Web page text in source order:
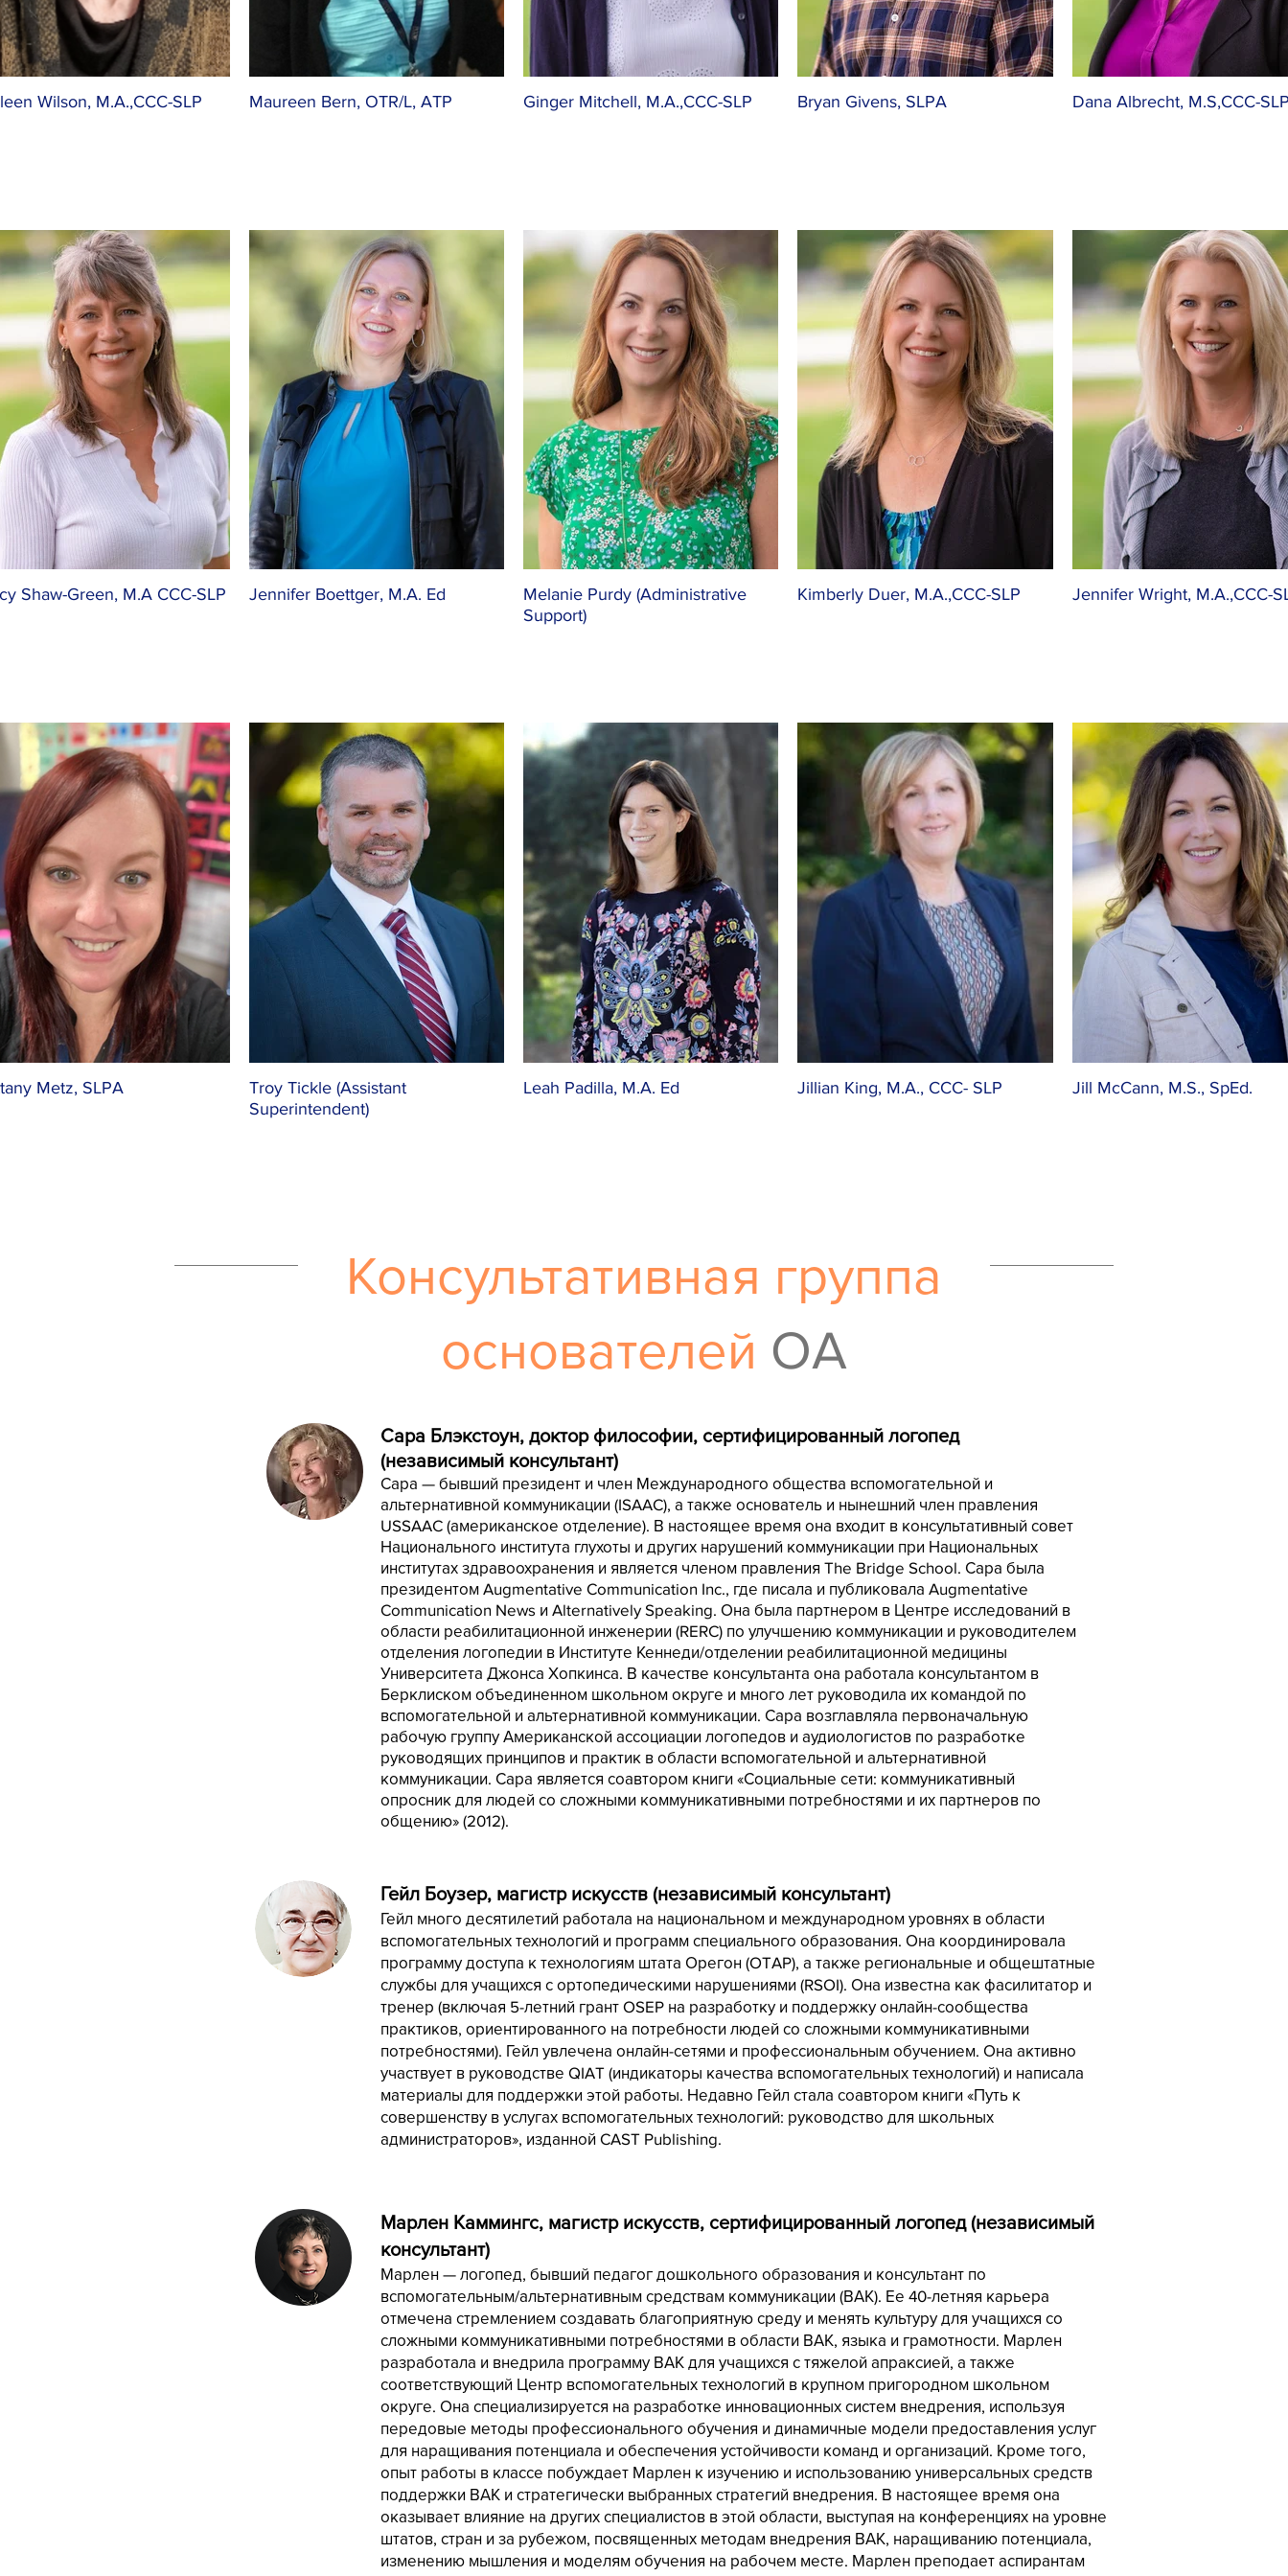
Wilson, M.A.,CCC-SLP Maureen Bern, OTR/L, ATP Ginger Mitchell, M.A.,CCC-SLP Bryan Givens, SLPA Dana Albrecht, M.S,CCC-
Shaw-Green, M.A CCC-SLP Jennifer Boettger, M.A. Ed
Melanie Purdy (Administrative
Support)
Kimberly Duer, M.A.,CCC-SLP Jennifer Wright, M.A.,CCC-
Metz, SLPA
Troy Tickle (Assistant
Superintendent)
Leah Padilla, M.A. Ed Jillian King, M.A., CCC- SLP Jill McCann, M.S., SpEd.
Консультативная группа
основателей OA
Сара Блэкстоун, доктор философии, сертифицированный логопед
(независимый консультант)
Сара — бывший президент и член Международного общества вспомогательной и
альтернативной коммуникации (ISAAC), а также основатель и нынешний член правления
USSAAC (американское отделение). В настоящее время она входит в консультативный совет
Национального института глухоты и других нарушений коммуникации при Национальных
институтах здравоохранения и является членом правления The Bridge School. Сара была
президентом Augmentative Communication Inc., где писала и публиковала Augmentative
Communication News и Alternatively Speaking. Она была партнером в Центре исследований в
области реабилитационной инженерии (RERC) по улучшению коммуникации и руководителем
отделения логопедии в Институте Кеннеди/отделении реабилитационной медицины
Университета Джонса Хопкинса. В качестве консультанта она работала консультантом в
Берклиском объединенном школьном округе и много лет руководила их командой по
вспомогательной и альтернативной коммуникации. Сара возглавляла первоначальную
рабочую группу Американской ассоциации логопедов и аудиологистов по разработке
руководящих принципов и практик в области вспомогательной и альтернативной
коммуникации. Сара является соавтором книги «Социальные сети: коммуникативный
опросник для людей со сложными коммуникативными потребностями и их партнеров по
общению» (2012).
Гейл Боузер, магистр искусств (независимый консультант)
Гейл много десятилетий работала на национальном и международном уровнях в области
вспомогательных технологий и программ специального образования. Она координировала
программу доступа к технологиям штата Орегон (OTAP), а также региональные и общештатные
службы для учащихся с ортопедическими нарушениями (RSOI). Она известна как фасилитатор и
тренер (включая 5-летний грант OSEP на разработку и поддержку онлайн-сообщества
практиков, ориентированного на потребности людей со сложными коммуникативными
потребностями). Гейл увлечена онлайн-сетями и профессиональным обучением. Она активно
участвует в руководстве QIAT (индикаторы качества вспомогательных технологий) и написала
материалы для поддержки этой работы. Недавно Гейл стала соавтором книги «Путь к
совершенству в услугах вспомогательных технологий: руководство для школьных
администраторов», изданной CAST Publishing.
Марлен Каммингс, магистр искусств, сертифицированный логопед (независимый
консультант)
Марлен — логопед, бывший педагог дошкольного образования и консультант по
вспомогательным/альтернативным средствам коммуникации (ВАК). Ее 40-летняя карьера
отмечена стремлением создавать благоприятную среду и менять культуру для учащихся со
сложными коммуникативными потребностями в области ВАК, языка и грамотности. Марлен
разработала и внедрила программу ВАК для учащихся с тяжелой апраксией, а также
соответствующий Центр вспомогательных технологий в крупном пригородном школьном
округе. Она специализируется на разработке инновационных систем внедрения, используя
передовые методы профессионального обучения и динамичные модели предоставления услуг
для наращивания потенциала и обеспечения устойчивости команд и организаций. Кроме того,
опыт работы в классе побуждает Марлен к изучению и использованию универсальных средств
поддержки ВАК и стратегически выбранных стратегий внедрения. В настоящее время она
оказывает влияние на других специалистов в этой области, выступая на конференциях на уровне
штатов, стран и за рубежом, посвященных методам внедрения ВАК, наращиванию потенциала,
изменению мышления и моделям обучения на рабочем месте. Марлен преподает аспирантам